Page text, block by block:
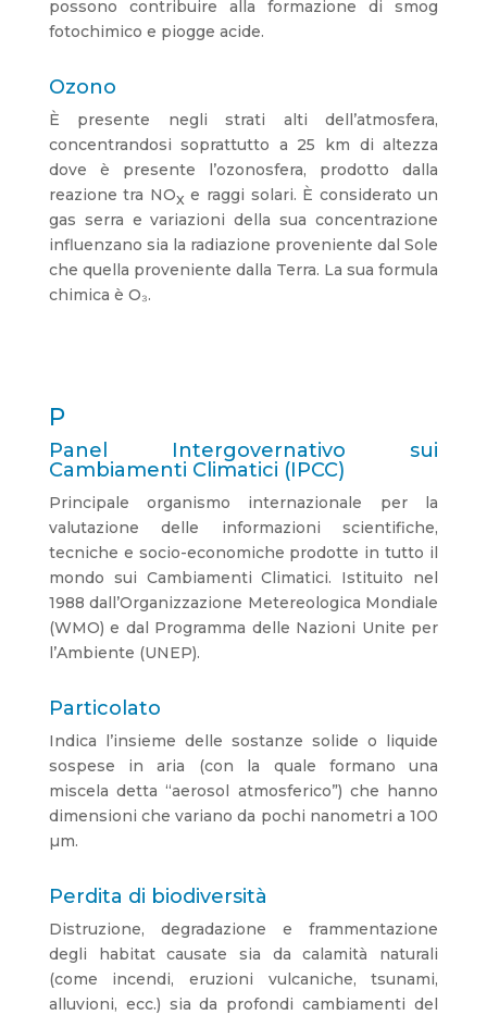
possono contribuire alla formazione di smog
fotochimico e piogge acide.
Ozono
È presente negli strati alti dell’atmosfera,
concentrandosi soprattutto a 25 km di altezza
dove è presente l’ozonosfera, prodotto dalla
reazione tra NOx e raggi solari. È considerato un
gas serra e variazioni della sua concentrazione
influenzano sia la radiazione proveniente dal Sole
che quella proveniente dalla Terra. La sua formula
chimica è O₃.
P
Panel Intergovernativo sui
Cambiamenti Climatici (IPCC)
Principale organismo internazionale per la
valutazione delle informazioni scientifiche,
tecniche e socio-economiche prodotte in tutto il
mondo sui Cambiamenti Climatici. Istituito nel
1988 dall’Organizzazione Metereologica Mondiale
(WMO) e dal Programma delle Nazioni Unite per
l’Ambiente (UNEP).
Particolato
Indica l’insieme delle sostanze solide o liquide
sospese in aria (con la quale formano una
miscela detta “aerosol atmosferico”) che hanno
dimensioni che variano da pochi nanometri a 100
µm.
Perdita di biodiversità
Distruzione, degradazione e frammentazione
degli habitat causate sia da calamità naturali
(come incendi, eruzioni vulcaniche, tsunami,
alluvioni, ecc.) sia da profondi cambiamenti del